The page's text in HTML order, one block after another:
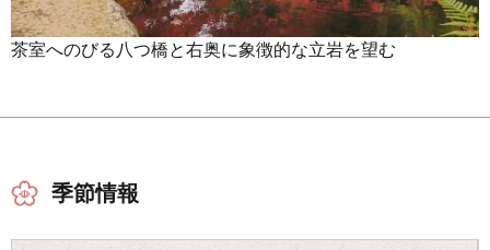
茶室へのびる八つ橋と右奥に象徴的な立岩を望む
季節情報